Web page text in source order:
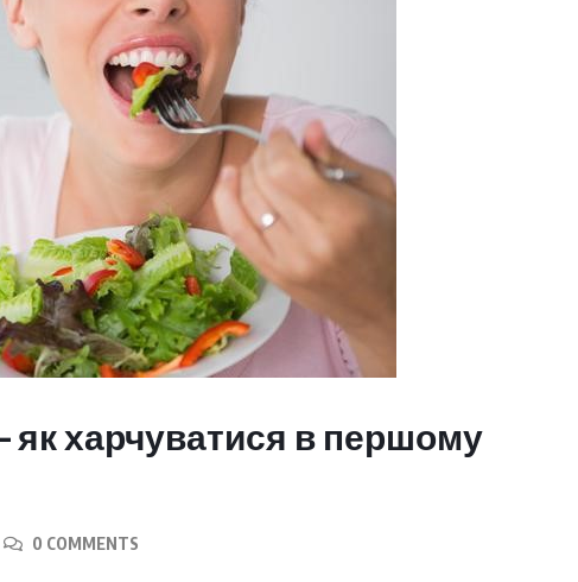
– як харчуватися в першому
0 COMMENTS